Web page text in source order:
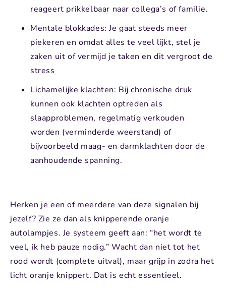
reageert prikkelbaar naar collega’s of familie.
Mentale blokkades: Je gaat steeds meer
piekeren en omdat alles te veel lijkt, stel je
zaken uit of vermijd je taken en dit vergroot de
stress
Lichamelijke klachten: Bij chronische druk
kunnen ook klachten optreden als
slaapproblemen, regelmatig verkouden
worden (verminderde weerstand) of
bijvoorbeeld maag- en darmklachten door de
aanhoudende spanning.
Herken je een of meerdere van deze signalen bij
jezelf? Zie ze dan als knipperende oranje
autolampjes. Je systeem geeft aan: “het wordt te
veel, ik heb pauze nodig.” Wacht dan niet tot het
rood wordt (complete uitval), maar grijp in zodra het
licht oranje knippert. Dat is echt essentieel.